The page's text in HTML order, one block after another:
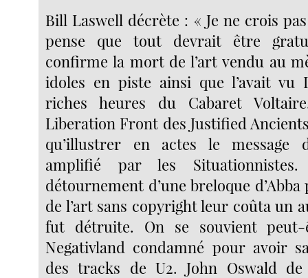
Bill Laswell décrète : « Je ne crois
pense que tout devrait être
confirme la mort de l’art vendu au
idoles en piste ainsi que l’avait vu
riches heures du Cabaret
Liberation Front des Justified
qu’illustrer en actes le message
amplifié par les Situationnistes.
détournement d’une breloque
de l’art sans copyright leur coûta un
fut détruite. On se souvient
Negativland condamné pour avoir
des tracks de U2. John Oswald de